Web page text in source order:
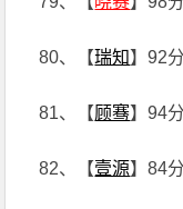
80、【瑞知】92分
81、【顾骞】94分
82、【壹源】84分